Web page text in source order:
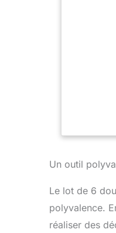
Un outil
Le lot de 6
polyvalence.
réaliser des